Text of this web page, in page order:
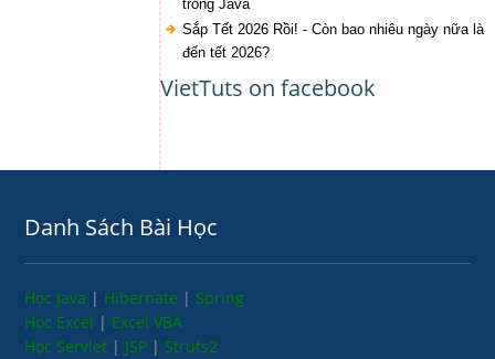
trong Java
Sắp Tết 2026 Rồi! - Còn bao nhiêu ngày nữa là
đến tết 2026?
VietTuts on facebook
Danh Sách Bài Học
Học Java | Hibernate | Spring
Học Excel | Excel VBA
Học Servlet | JSP | Struts2